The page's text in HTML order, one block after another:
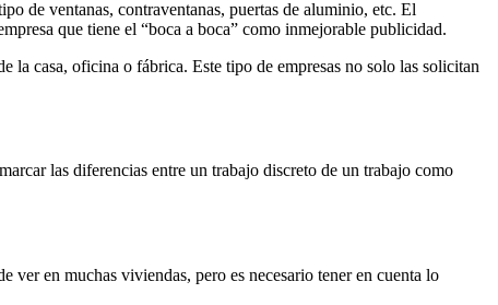
de ventanas, contraventanas, puertas de aluminio, etc. El
que tiene el “boca a boca” como inmejorable publicidad.
la casa, oficina o fábrica. Este tipo de empresas no solo las solicitan
las diferencias entre un trabajo discreto de un trabajo como
ver en muchas viviendas, pero es necesario tener en cuenta lo